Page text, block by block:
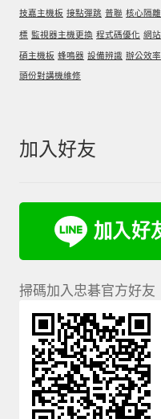
技嘉主機板 接點彈跳 普聯 核心隔離
標 監視器主機更換 程式碼優化 網
碩主機板 蜂鳴器 設備辨識 辦公效率
頭份對講機維修
加入好友
掃碼加入忠碁官方好友